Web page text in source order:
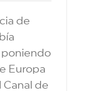
de
poniendo
Europa
Canal de